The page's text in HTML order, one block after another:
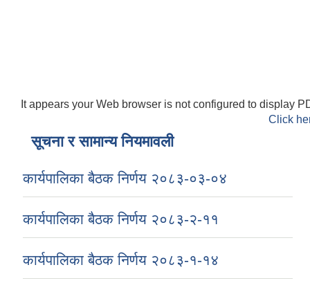
It appears your Web browser is not configured to display
Click
सूचना र सामान्य नियमावली
कार्यपालिका बैठक निर्णय २०८३-०३-०४
कार्यपालिका बैठक निर्णय २०८३-२-११
कार्यपालिका बैठक निर्णय २०८३-१-१४